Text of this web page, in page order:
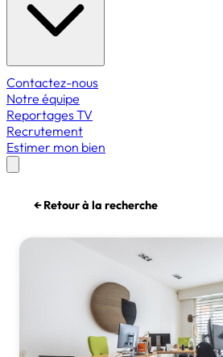
Contactez-nous
Notre équipe
Reportages TV
Recrutement
Estimer mon bien
← Retour à la recherche